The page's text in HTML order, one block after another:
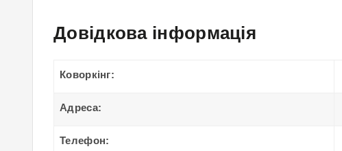
Довідкова інформація
Коворкінг:
Адреса:
Телефон: